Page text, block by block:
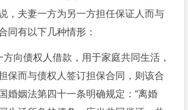
，夫妻一方为另一方担任保证人而与
同有以下几种情形：
方向债权人借款，用于家庭共同生活，
保而与债权人签订担保合同，则该合
婚姻法第四十一条明确规定：“离婚